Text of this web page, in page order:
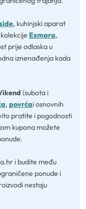
, kuhinjski aparat
Esmara,
prije odlaska u
iznenađenja kada
(subota i
, povrćai osnovnih
pratite i pogodnosti
kupona možete
i budite među
ponude i
nestaju